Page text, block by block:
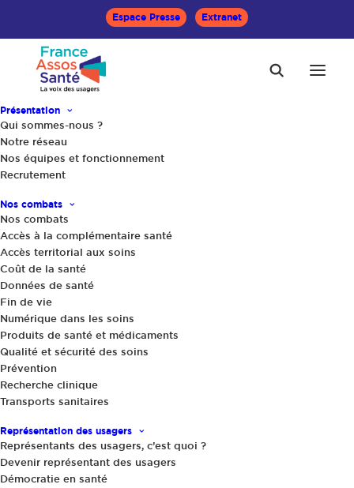
Espace Presse Extranet
Présentation
Qui sommes-nous ?
Notre réseau
Nos équipes et fonctionnement
Recrutement
Nos combats
Nos combats
Accès à la complémentaire santé
Accès territorial aux soins
Coût de la santé
Données de santé
Fin de vie
Numérique dans les soins
Produits de santé et médicaments
Qualité et sécurité des soins
Prévention
Recherche clinique
Transports sanitaires
Représentation des usagers
Représentants des usagers, c’est quoi ?
Devenir représentant des usagers
Démocratie en santé
Accueil
Test sérologique au Covid-19 : ai-je eu le virus ?
Actualités,Le Mag Santé
Test sérologique au Covid-19 : ai-je eu
le virus ?